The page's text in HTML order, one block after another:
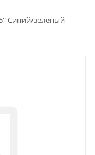
Синий/зелёный-